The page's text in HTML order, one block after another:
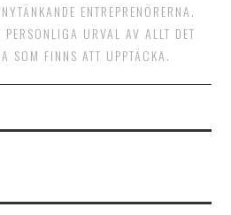
ENTREPRENÖRERNA.
PERSONLIGA URVAL AV ALLT DET
SOM FINNS ATT UPPTÄCKA.